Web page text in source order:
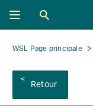
WSL Page principale
Retour